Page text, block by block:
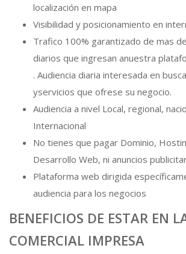
localización en mapa
Visibilidad y posicionamiento en
Trafico 100% garantizado de mas
diarios que ingresan anuestra
. Audiencia diaria interesada en
yservicios que ofrese su negocio.
Audiencia a nivel Local, regional,
Internacional
No tienes que pagar Dominio,
Desarrollo Web, ni anuncios
Plataforma web dirigida
audiencia para los negocios
BENEFICIOS DE ESTAR EN
COMERCIAL IMPRESA